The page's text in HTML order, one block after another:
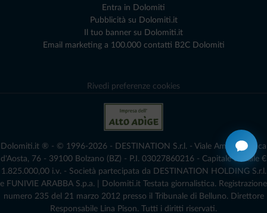
Entra in Dolomiti
Pubblicità su Dolomiti.it
Il tuo banner su Dolomiti.it
Email marketing a 100.000 contatti B2C Dolomiti
Rivedi preferenze cookies
Dolomiti.it ® - © 1996-2026 - DESTINATION S.r.l. - Viale Amedeo Duca
d'Aosta, 76 - 39100 Bolzano (BZ) - P.I. 03027860216 - Capitale Sociale €
1.825.000,00 i.v. - Società partecipata da DESTINATION HOLDING S.r.l.
e FUNIVIE ARABBA S.p.a. | Dolomiti.it Testata giornalistica. Registrazione
numero 235 del 21 marzo 2012 presso il Tribunale di Belluno.­ Direttore
Responsabile Lina Pison. Tutti i diritti riservati.